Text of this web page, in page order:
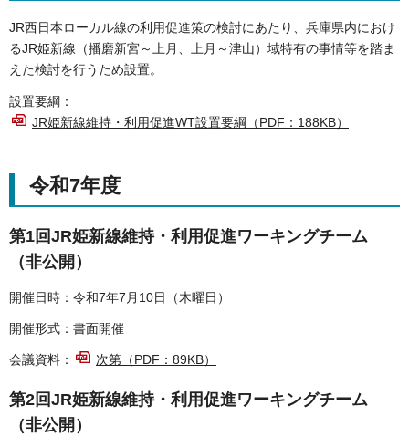
JR西日本ローカル線の利用促進策の検討にあたり、兵庫県内におけ
るJR姫新線（播磨新宮～上月、上月～津山）域特有の事情等を踏ま
えた検討を行うため設置。
設置要綱：
JR姫新線維持・利用促進WT設置要綱（PDF：188KB）
令和7年度
第1回JR姫新線維持・利用促進ワーキングチーム
（非公開）
開催日時：令和7年7月10日（木曜日）
開催形式：書面開催
会議資料： 次第（PDF：89KB）
第2回JR姫新線維持・利用促進ワーキングチーム
（非公開）